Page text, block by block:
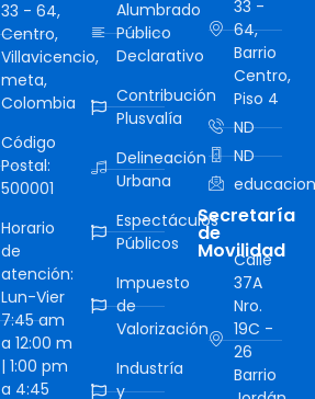
33 - 64,
Centro,
Villavicencio,
meta,
Colombia
Código
Postal:
500001
Horario
de
atención:
Lun-Vier
7:45 am
a 12:00 m
| 1:00 pm
a 4:45
Alumbrado
Público
Declarativo
Contribución
Plusvalía
Delineación
Urbana
Espectáculos
Públicos
Impuesto
de
Valorización
Industría
y
33 -
64,
Barrio
Centro,
Piso 4
ND
ND
Secretaría
de
Movilidad
Calle
37A
Nro.
19C -
26
Barrio